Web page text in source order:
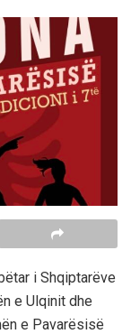
i Shqiptarëve
e Ulqinit dhe
e Pavarësisë